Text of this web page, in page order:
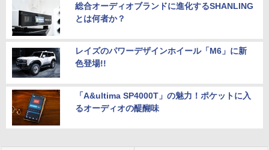
総合オーディオブランドに進化するSHANLING
とは何者か？
レイズのパワーデザインホイール「M6」に新
色登場!!
「A&ultima SP4000T」の魅力！ポケットに入
るオーディオの醍醐味